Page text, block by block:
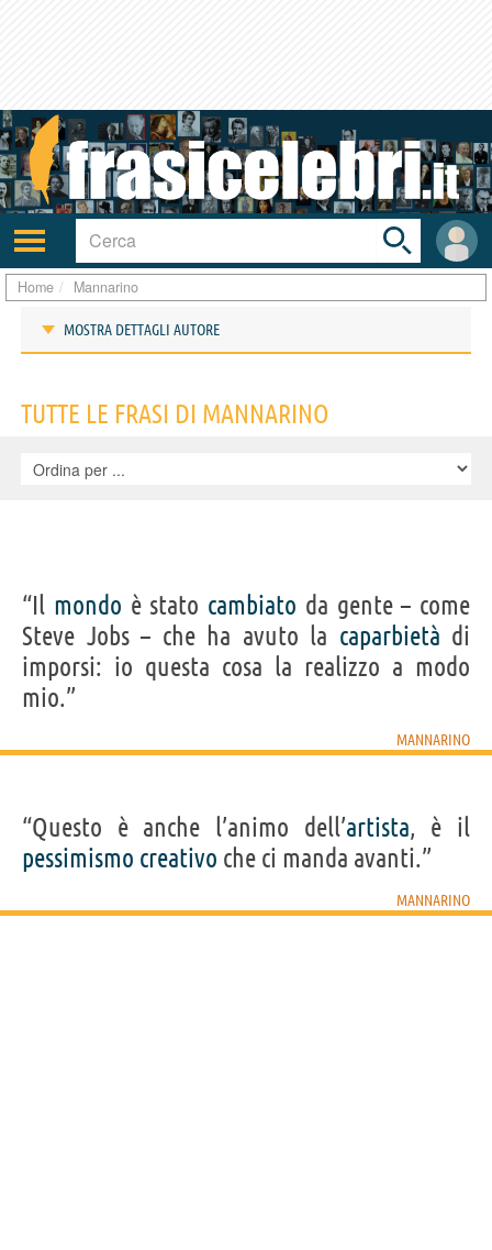
Attiva/disattiva
navigazione
User
area
Toggle
search
bar
Home Mannarino
MOSTRA DETTAGLI AUTORE
IDENTIKIT E DATI ANAGRAFICI
Alessandro
Cognome Mannarino
Pseudonimo
Nato 23 agosto 1979
Sesso
Nazionalità
IN ITALIANO
TUTTE LE FRASI DI MANNARINO
“Il mondo è stato cambiato da gente – come
Steve Jobs – che ha avuto la caparbietà di
imporsi: io questa cosa la realizzo a modo
mio.”
MANNARINO
“Questo è anche l’animo dell’artista, è il
pessimismo creativo che ci manda avanti.”
MANNARINO